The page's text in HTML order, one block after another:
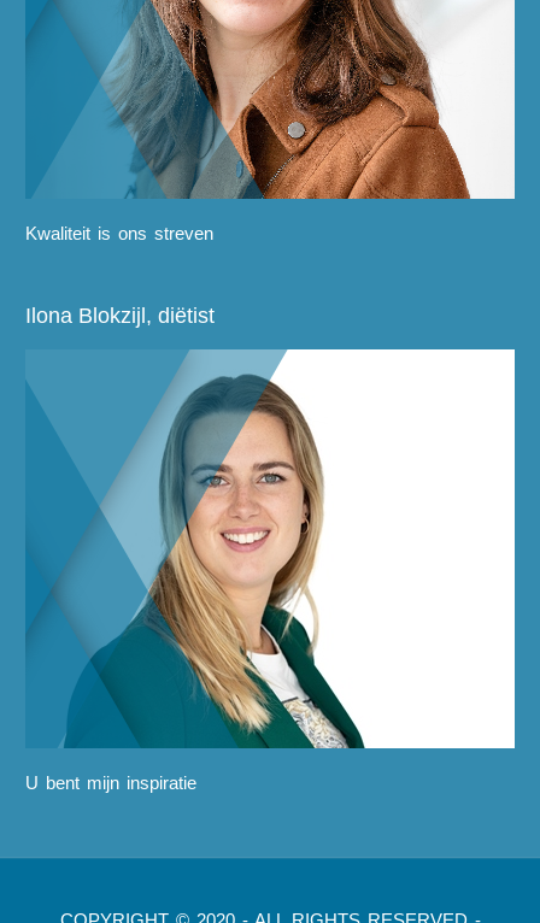
Kwaliteit is ons streven
Ilona Blokzijl, diëtist
U bent mijn inspiratie